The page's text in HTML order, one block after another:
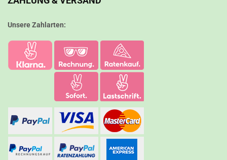
Unsere Zahlarten: